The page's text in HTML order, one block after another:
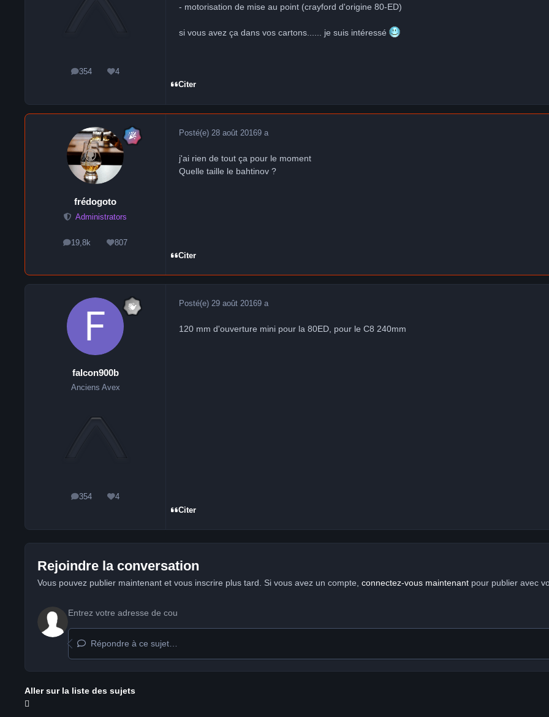
354
messages4
Réputation
- motorisation de mise au point (crayford d'origine 80-ED)
si vous avez ça dans vos cartons...... je suis intéressé
Citer
frédogoto
Administrators
19,8k
messages807
Réputation
Posté(e) 28 août 20169 a
j'ai rien de tout ça pour le moment
Quelle taille le bahtinov ?
Citer
falcon900b
Anciens Avex
354
messages4
Réputation
Posté(e) 29 août 20169 a
120 mm d'ouverture mini pour la 80ED, pour le C8 240mm
Citer
Rejoindre la conversation
Vous pouvez publier maintenant et vous inscrire plus tard. Si vous avez un compte, connectez-vous maintenantpour publier avec
Répondre à ce sujet…
Aller sur la liste des sujets